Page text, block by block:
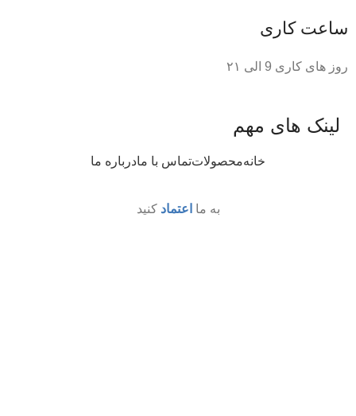
ساعت کاری
روز های کاری 9 الی ۲۱
لینک های مهم
خانهمحصولاتتماس با مادرباره ما
به ما اعتماد کنید